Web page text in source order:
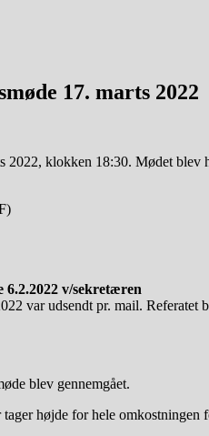
17. marts 2022
2022, klokken 18:30. Mødet
6.2.2022 v/sekretæren
var udsendt pr. mail. Referatet
blev gennemgået.
højde for hele